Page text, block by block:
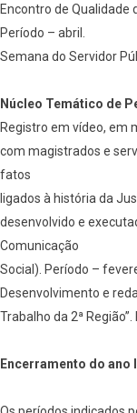
Encontro de Qualidade
Período – abril.
Semana do Servidor
Núcleo Temático de
Registro em vídeo, em
com magistrados e
fatos
ligados à história da
desenvolvido e
Comunicação
Social). Período –
Desenvolvimento e
Trabalho da 2ª
Encerramento do ano